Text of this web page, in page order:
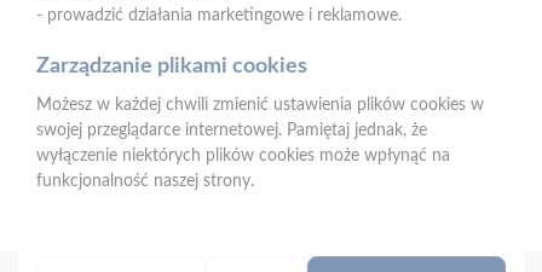
E-mail:mrowka.ilawa@psbmrowka.com.pl
NIP:744-101-57-21
REGON: 510481950
- prowadzić działania marketingowe i reklamowe.
Zarządzanie plikami cookies
Możesz w każdej chwili zmienić ustawienia plików cookies w
swojej przeglądarce internetowej. Pamiętaj jednak, że
wyłączenie niektórych plików cookies może wpłynąć na
funkcjonalność naszej strony.